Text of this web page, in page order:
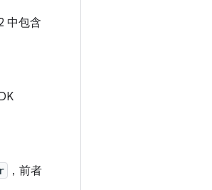
中包含
，前者